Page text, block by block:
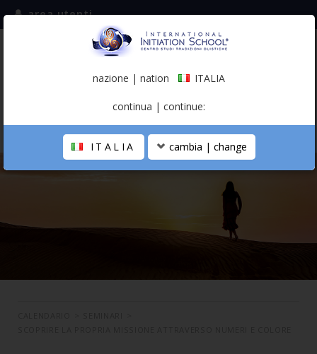
iscriviti alla mailing list
(italiano)
area utenti
LA SCUOLA
nazione | nation ITALIA
continua | continue:
ITALIA cambia | change